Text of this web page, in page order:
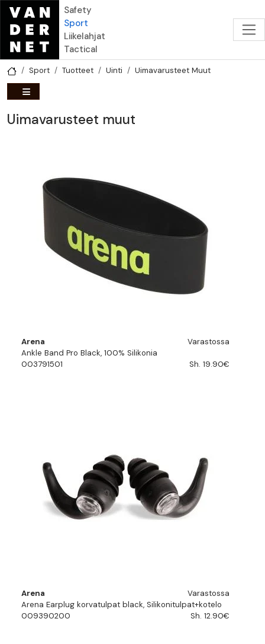
Hyppää pääsisältöön
Safety
Sport
Liikelahjat
Tactical
Sport Tuotteet Uinti Uimavarusteet Muut
Uimavarusteet muut
Arena
Varastossa
Ankle Band Pro Black, 100% Silikonia
003791501
Sh. 19.90€
Arena
Varastossa
Arena Earplug korvatulpat black, Silikonitulpat+kotelo
009390200
Sh. 12.90€